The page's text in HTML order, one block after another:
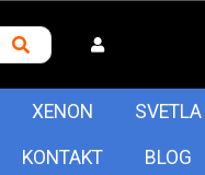
XENON SVETLA
KONTAKT BLOG